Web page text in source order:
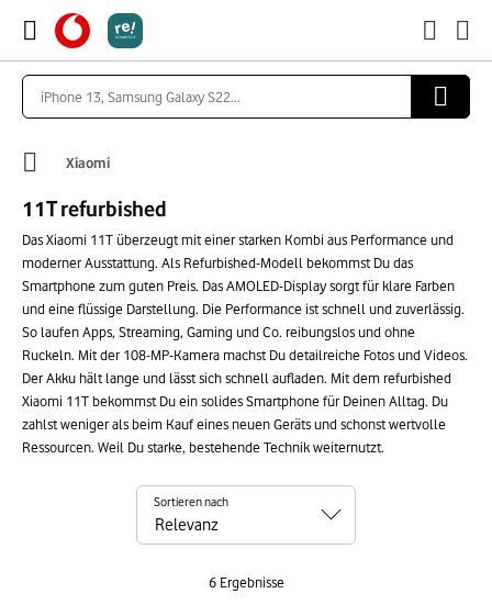
Xiaomi
11T refurbished
Das Xiaomi 11T überzeugt mit einer starken Kombi aus Performance und
moderner Ausstattung. Als Refurbished-Modell bekommst Du das
Smartphone zum guten Preis. Das AMOLED-Display sorgt für klare Farben
und eine flüssige Darstellung. Die Performance ist schnell und zuverlässig.
So laufen Apps, Streaming, Gaming und Co. reibungslos und ohne
Ruckeln. Mit der 108-MP-Kamera machst Du detailreiche Fotos und Videos.
Der Akku hält lange und lässt sich schnell aufladen. Mit dem refurbished
Xiaomi 11T bekommst Du ein solides Smartphone für Deinen Alltag. Du
zahlst weniger als beim Kauf eines neuen Geräts und schonst wertvolle
Ressourcen. Weil Du starke, bestehende Technik weiternutzt.
6Ergebnisse
Sortieren nach